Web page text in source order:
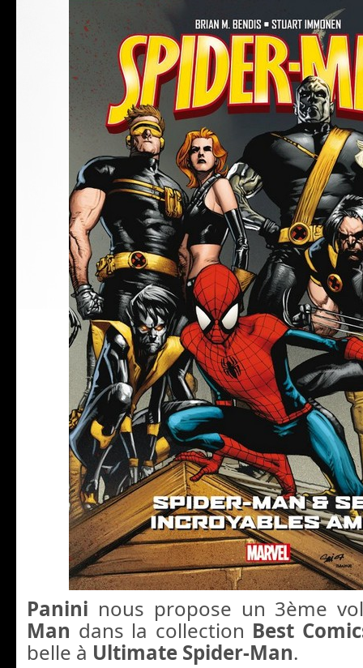
Panini nous propose un 3ème
Man dans la collection Best
belle à Ultimate Spider-Man.